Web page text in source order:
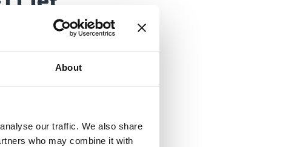
About
our traffic. We also share
who may combine it with
na komplexní